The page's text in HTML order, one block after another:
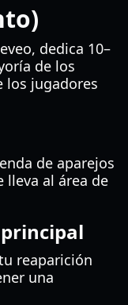
dedica 10–
de los
los jugadores
de aparejos
lleva al área de
reaparición
una